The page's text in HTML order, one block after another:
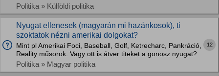
Politika » Külföldi politika
Nyugat ellenesek (magyarán mi hazánkosok), ti
szoktatok nézni amerikai dolgokat?
Mint pl Amerikai Foci, Baseball, Golf, Ketrecharc, Pankráció,
Reality műsorok. Vagy ott is átver titeket a gonosz nyugat?
Politika » Magyar politika
12